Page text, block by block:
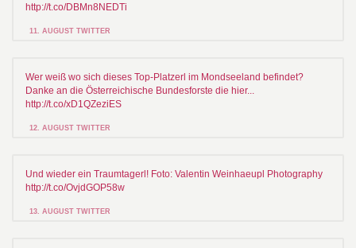
http://t.co/DBMn8NEDTi
11. AUGUST TWITTER
Wer weiß wo sich dieses Top-Platzerl im Mondseeland befindet?
Danke an die Österreichische Bundesforste die hier...
http://t.co/xD1QZeziES
12. AUGUST TWITTER
Und wieder ein Traumtagerl! Foto: Valentin Weinhaeupl Photography
http://t.co/OvjdGOP58w
13. AUGUST TWITTER